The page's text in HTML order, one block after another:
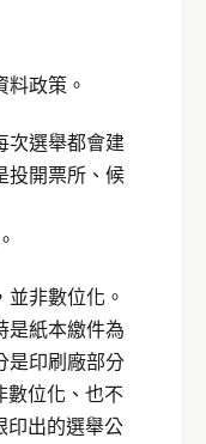
政策。
次選舉都會建
投開票所、候
非數位化。
是紙本繳件為
是印刷廠部分
數位化、也不
印出的選舉公